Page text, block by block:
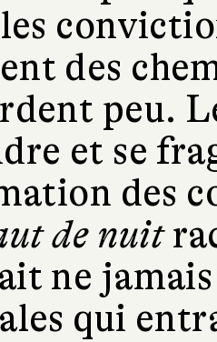
des
peu.
et se
des
de nuit
ne
qui